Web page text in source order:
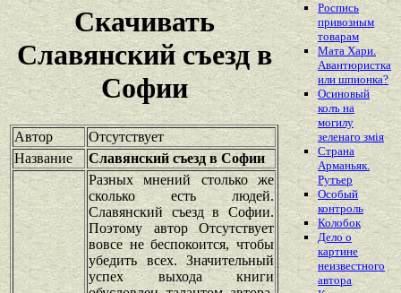
Скачивать
Славянский съезд в
Софии
Автор
Отсутствует
Название
Славянский съезд в Софии
Разных мнений столько же
сколько есть людей.
Славянский съезд в Софии.
Поэтому автор Отсутствует
вовсе не беспокоится, чтобы
убедить всех. Значительный
успех выхода книги
Роспись
привозным
товарам
Мата Хари.
Авантюристка
или шпионка?
Осиновый
колъ на
могилу
зеленаго змiя
Страна
Арманьяк.
Рутьер
Особый
контроль
Колобок
Дело о
картине
неизвестного
автора